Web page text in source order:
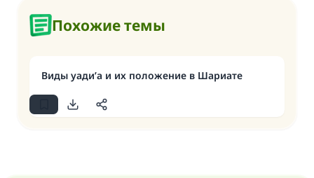
Похожие темы
Виды уади’а и их положение в Шариате